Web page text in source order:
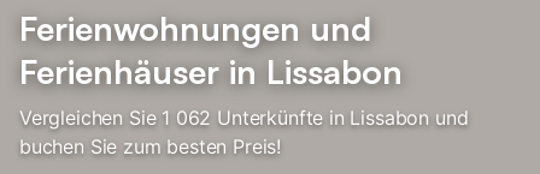
Ferienwohnungen und
Ferienhäuser in Lissabon
Vergleichen Sie 1 062 Unterkünfte in Lissabon und
buchen Sie zum besten Preis!